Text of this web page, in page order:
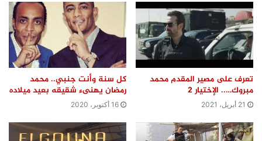
تعرف على مصير المقدم محمد
مبروك….. الإختيار 2
21 أبريل، 2021
كل سنة وأنت جنبي.. محمد
رمضان يهنىء شقيقه بعيد ميلاده
16 أكتوبر، 2020